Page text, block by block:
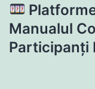
Manualul
Participanți